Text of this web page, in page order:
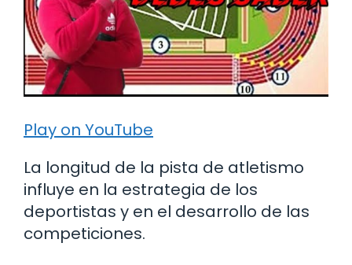
Play on YouTube
La longitud de la pista de atletismo
influye en la estrategia de los
deportistas y en el desarrollo de las
competiciones.